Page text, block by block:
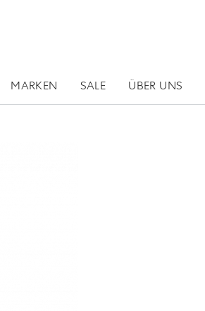
MARKEN SALE ÜBER UNS